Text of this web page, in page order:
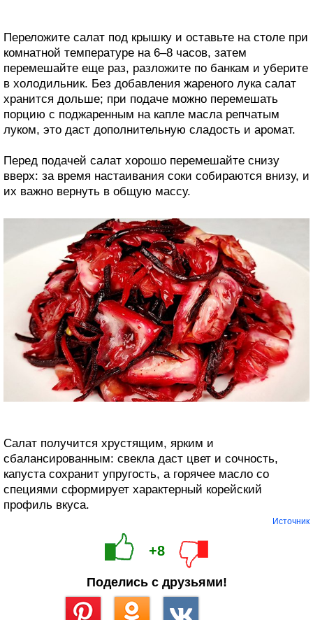
Переложите салат под крышку и оставьте на столе при
комнатной температуре на 6–8 часов, затем
перемешайте еще раз, разложите по банкам и уберите
в холодильник. Без добавления жареного лука салат
хранится дольше; при подаче можно перемешать
порцию с поджаренным на капле масла репчатым
луком, это даст дополнительную сладость и аромат.
Перед подачей салат хорошо перемешайте снизу
вверх: за время настаивания соки собираются внизу, и
их важно вернуть в общую массу.
Салат получится хрустящим, ярким и
сбалансированным: свекла даст цвет и сочность,
капуста сохранит упругость, а горячее масло со
специями сформирует характерный корейский
профиль вкуса.
Источник
+8
Поделись с друзьями!